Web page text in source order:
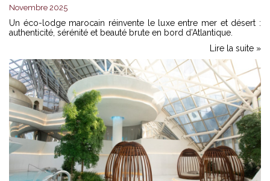
Novembre 2025
Un éco-lodge marocain réinvente le luxe entre mer et désert :
authenticité, sérénité et beauté brute en bord d’Atlantique.
Lire la suite »